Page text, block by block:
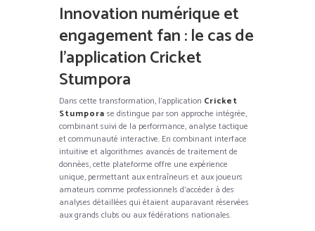
Innovation numérique et
engagement fan : le cas de
l’application Cricket
Stumpora
Dans cette transformation, l’application Cricket
Stumpora se distingue par son approche intégrée,
combinant suivi de la performance, analyse tactique
et communauté interactive. En combinant interface
intuitive et algorithmes avancés de traitement de
données, cette plateforme offre une expérience
unique, permettant aux entraîneurs et aux joueurs
amateurs comme professionnels d’accéder à des
analyses détaillées qui étaient auparavant réservées
aux grands clubs ou aux fédérations nationales.